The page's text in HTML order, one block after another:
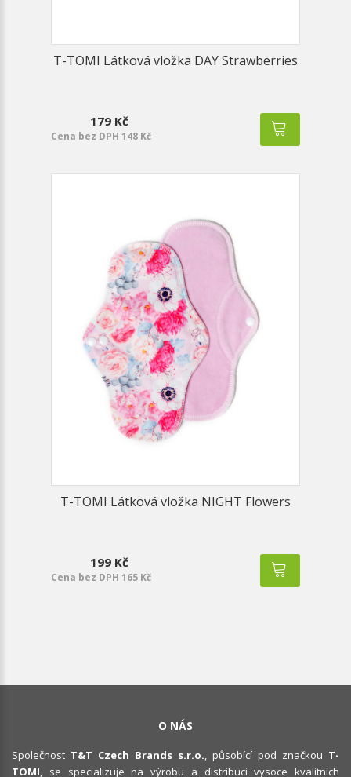
T-TOMI Látková vložka DAY Strawberries
179 Kč
Cena bez DPH 148 Kč
T-TOMI Látková vložka NIGHT Flowers
199 Kč
Cena bez DPH 165 Kč
O NÁS
Společnost T&T Czech Brands s.r.o., působící pod značkou T-
TOMI, se specializuje na výrobu a distribuci vysoce kvalitních